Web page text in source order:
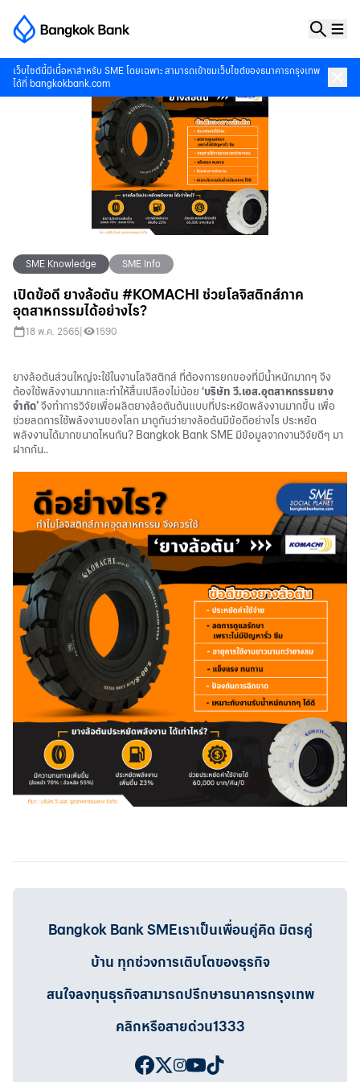
เว็บไซต์นี้มีเนื้อหาสำหรับ SME โดยเฉพาะ สามารถเข้าชมเว็บไซต์ของธนาคารกรุงเทพ
ได้ที่ bangkokbank.com
SME Knowledge SME Info
เปิดข้อดี ยางล้อตัน #KOMACHI ช่วยโลจิสติกส์ภาค
อุตสาหกรรมได้อย่างไร?
18 พ.ค. 2565 1590
ยางล้อตันส่วนใหญ่จะใช้ในงานโลจิสติกส์ ที่ต้องการยกของที่มีน้ำหนักมากๆ จึง
ต้องใช้พลังงานมากและทำให้สิ้นเปลืองไม่น้อย ‘บริษัท วี.เอส.อุตสาหกรรมยาง
จำกัด’จึงทำการวิจัยเพื่อผลิตยางล้อตันต้นแบบที่ประหยัดพลังงานมากขึ้น เพื่อ
ช่วยลดการใช้พลังงานของโลก มาดูกันว่ายางล้อตันมีข้อดีอย่างไร ประหยัด
พลังงานได้มากขนาดไหนกัน? Bangkok Bank SME มีข้อมูลจากงานวิจัยดีๆ มา
ฝากกัน..
Bangkok Bank SMEเราเป็นเพื่อนคู่คิด มิตรคู่
บ้าน ทุกช่วงการเติบโตของธุรกิจ
สนใจลงทุนธุรกิจสามารถปรึกษาธนาคารกรุงเทพ
คลิกหรือสายด่วน1333